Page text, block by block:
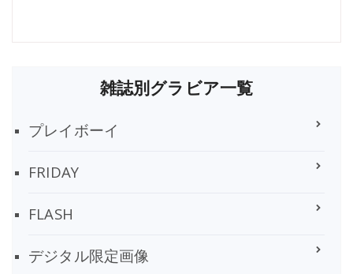
雑誌別グラビア一覧
プレイボーイ
FRIDAY
FLASH
デジタル限定画像